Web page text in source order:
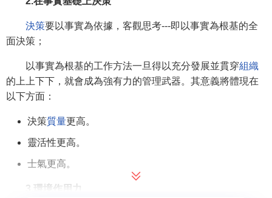
決策要以事實為依據，客觀思考---即以事實為根基的全
面決策；
以事實為根基的工作方法一旦得以充分發展並貫穿組織
的上上下下，就會成為強有力的管理武器。其意義將體現在
以下方面：
決策質量更高。
靈活性更高。
士氣更高。
3.環境作用力